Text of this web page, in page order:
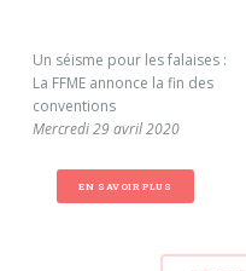
Un séisme pour les falaises :
La FFME annonce la fin des
conventions
Mercredi 29 avril 2020
EN SAVOIR PLUS